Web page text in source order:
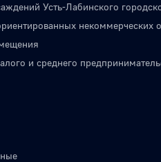
Усть-Лабинского
некоммерческих
и среднего